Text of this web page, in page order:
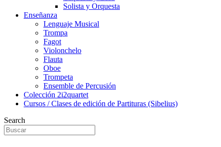
Solista y Orquesta
Enseñanza
Lenguaje Musical
Trompa
Fagot
Violonchelo
Flauta
Oboe
Trompeta
Ensemble de Percusión
Colección 2i2quartet
Cursos / Clases de edición de Partituras (Sibelius)
Search